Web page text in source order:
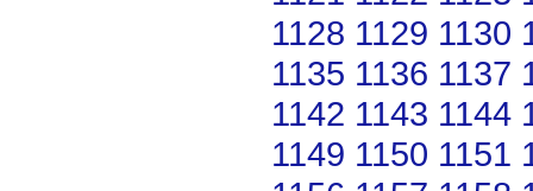
1128 1129 1130
1135 1136 1137
1142 1143 1144
1149 1150 1151